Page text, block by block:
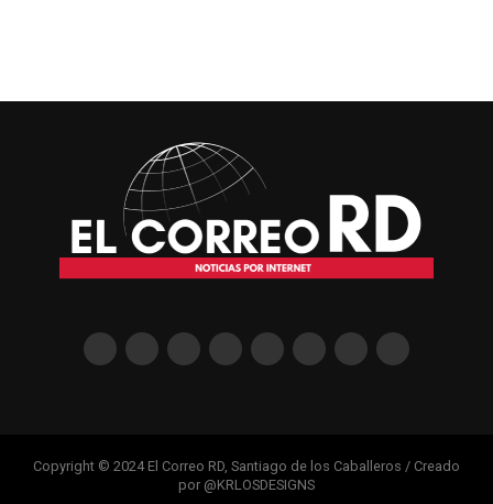
Copyright © 2024 El Correo RD, Santiago de los Caballeros / Creado
por @KRLOSDESIGNS